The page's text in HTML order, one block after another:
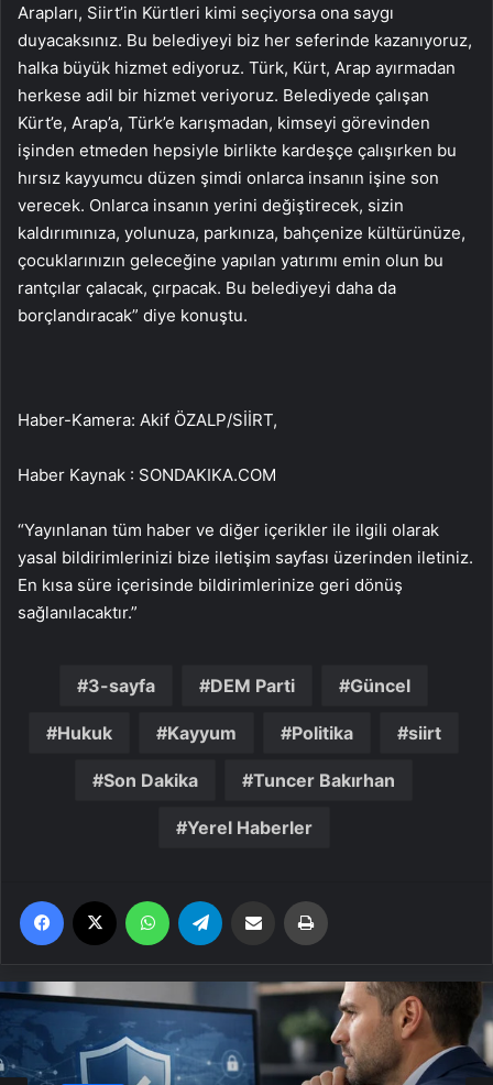
Arapları, Siirt’in Kürtleri kimi seçiyorsa ona saygı
duyacaksınız. Bu belediyeyi biz her seferinde kazanıyoruz,
halka büyük hizmet ediyoruz. Türk, Kürt, Arap ayırmadan
herkese adil bir hizmet veriyoruz. Belediyede çalışan
Kürt’e, Arap’a, Türk’e karışmadan, kimseyi görevinden
işinden etmeden hepsiyle birlikte kardeşçe çalışırken bu
hırsız kayyumcu düzen şimdi onlarca insanın işine son
verecek. Onlarca insanın yerini değiştirecek, sizin
kaldırımınıza, yolunuza, parkınıza, bahçenize kültürünüze,
çocuklarınızın geleceğine yapılan yatırımı emin olun bu
rantçılar çalacak, çırpacak. Bu belediyeyi daha da
borçlandıracak” diye konuştu.
Haber-Kamera: Akif ÖZALP/SİİRT,
Haber Kaynak : SONDAKIKA.COM
“Yayınlanan tüm haber ve diğer içerikler ile ilgili olarak
yasal bildirimlerinizi bize iletişim sayfası üzerinden iletiniz.
En kısa süre içerisinde bildirimlerinize geri dönüş
sağlanılacaktır.”
3-sayfa DEM Parti Güncel
Hukuk Kayyum Politika siirt
Son Dakika Tuncer Bakırhan
Yerel Haberler
Facebook WhatsApp Email'den paylaş